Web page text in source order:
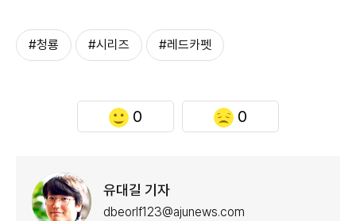
#청룡 #시리즈 #레드카펫
0 0
유대길 기자
dbeorlf123@ajunews.com